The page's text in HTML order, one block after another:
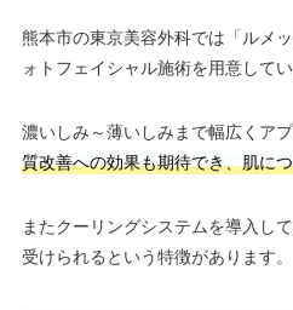
熊本市の東京美容外科では「ルメ
ォトフェイシャル施術を用意してい
濃いしみ～薄いしみまで幅広くア
質改善への効果も期待でき、肌に
またクーリングシステムを導入し
受けられるという特徴があります。